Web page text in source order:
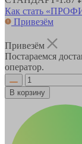
Как стать
Привезём
Привезём
Постараемся
оператор.
В корзину